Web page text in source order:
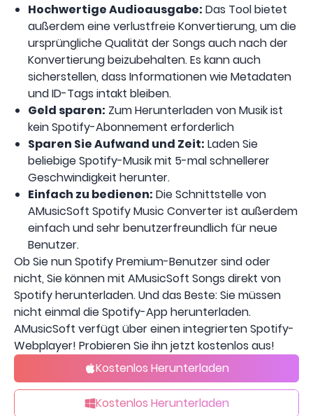
Hochwertige Audioausgabe: Das Tool bietet
außerdem eine verlustfreie Konvertierung, um die
ursprüngliche Qualität der Songs auch nach der
Konvertierung beizubehalten. Es kann auch
sicherstellen, dass Informationen wie Metadaten
und ID-Tags intakt bleiben.
Geld sparen: Zum Herunterladen von Musik ist
kein Spotify-Abonnement erforderlich
Sparen Sie Aufwand und Zeit: Laden Sie
beliebige Spotify-Musik mit 5-mal schnellerer
Geschwindigkeit herunter.
Einfach zu bedienen: Die Schnittstelle von
AMusicSoft Spotify Music Converter ist außerdem
einfach und sehr benutzerfreundlich für neue
Benutzer.
Ob Sie nun Spotify Premium-Benutzer sind oder
nicht, Sie können mit AMusicSoft Songs direkt von
Spotify herunterladen. Und das Beste: Sie müssen
nicht einmal die Spotify-App herunterladen.
AMusicSoft verfügt über einen integrierten Spotify-
Webplayer! Probieren Sie ihn jetzt kostenlos aus!
Kostenlos Herunterladen
Kostenlos Herunterladen